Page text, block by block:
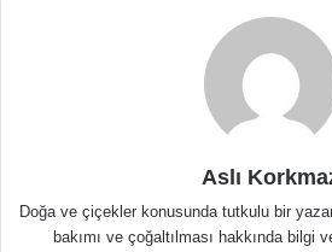
Aslı
Doğa ve çiçekler konusunda tutkulu bir
bakımı ve çoğaltılması hakkında bilgi